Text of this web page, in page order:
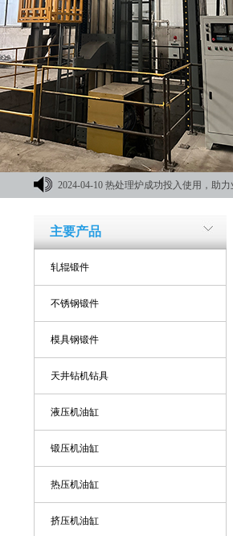
2024-04-10 热处理炉成功投入使用，助
主要产品
轧辊锻件
不锈钢锻件
模具钢锻件
天井钻机钻具
液压机油缸
锻压机油缸
热压机油缸
挤压机油缸